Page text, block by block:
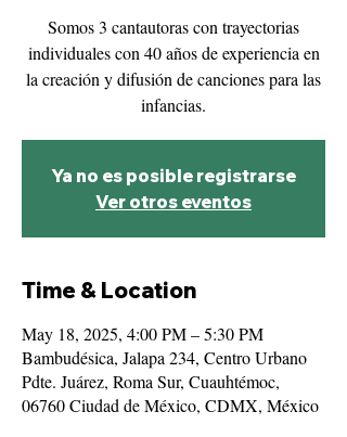
Somos 3 cantautoras con trayectorias
individuales con 40 años de experiencia en
la creación y difusión de canciones para las
infancias.
Ya no es posible registrarse
Ver otros eventos
Time & Location
May 18, 2025, 4:00 PM – 5:30 PM
Bambudésica, Jalapa 234, Centro Urbano
Pdte. Juárez, Roma Sur, Cuauhtémoc,
06760 Ciudad de México, CDMX, México